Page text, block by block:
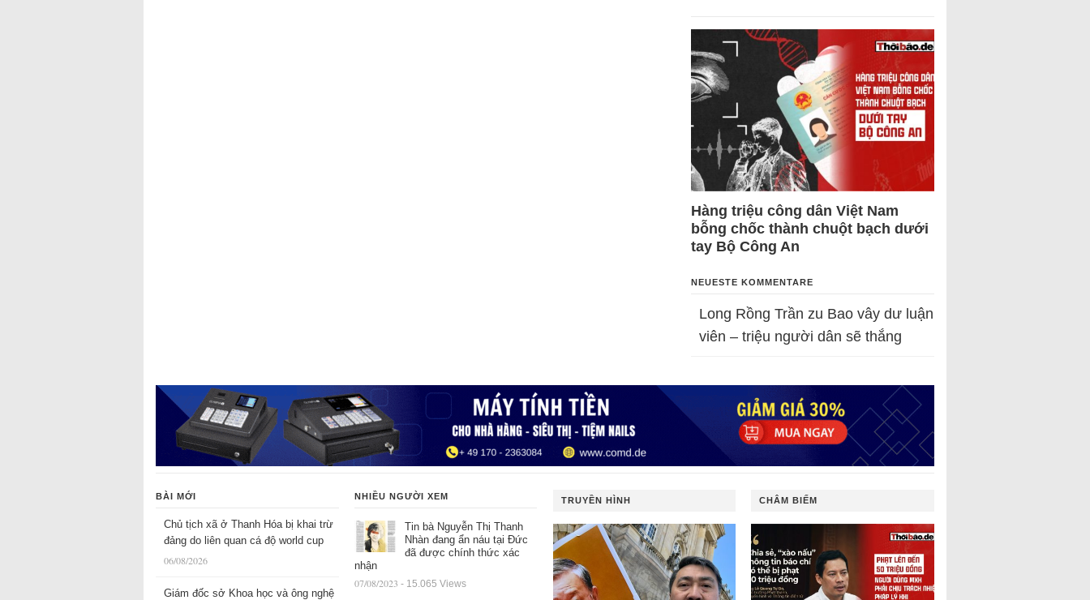
Hàng triệu công dân Việt Nam
bỗng chốc thành chuột bạch dưới
tay Bộ Công An
NEUESTE KOMMENTARE
Long Rồng Trần zu Bao vây dư luận
viên – triệu người dân sẽ thắng
BÀI MỚI
Chủ tịch xã ở Thanh Hóa bị khai trừ
đảng do liên quan cá độ world cup
06/08/2026
Giám đốc sở Khoa học và ông nghệ
NHIỀU NGƯỜI XEM
Tin bà Nguyễn Thị Thanh
Nhàn đang ẩn náu tại Đức
đã được chính thức xác
nhận
07/08/2023 - 15.065 Views
TRUYỀN HÌNH CHÂM BIẾM